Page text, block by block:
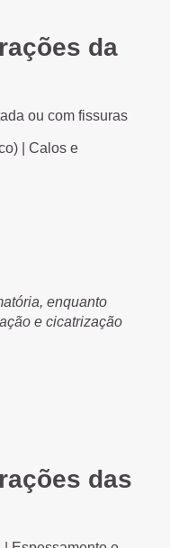
da
ou com fissuras
| Calos e
enquanto
e cicatrização
das